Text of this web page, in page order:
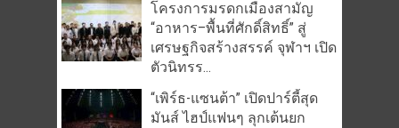
โครงการมรดกเมืองสามัญ
“อาหาร–พื้นที่ศักดิ์สิทธิ์” สู่
เศรษฐกิจสร้างสรรค์ จุฬาฯ เปิด
ตัวนิทรร...
“เพิร์ธ-แซนต้า” เปิดปาร์ตี้สุด
มันส์ ไฮป์แฟนๆ ลุกเต้นยก